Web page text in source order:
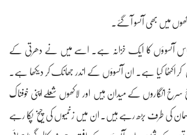
میں بھی آنسو آ گئے۔
آنسوؤں کا ایک خزانہ ہے۔ اسے میں نے دھرتی کے
اکٹھا کیا ہے۔ ان آنسوؤں کے اندر جھانک کر دیکھا ہے۔
انگاروں کے میدان ہیں اور لاکھوں شعلے اپنی خوفناک
کی طرف بڑھ رہے ہیں۔ ان میں زخمیوں کی چیخ پکا رہے